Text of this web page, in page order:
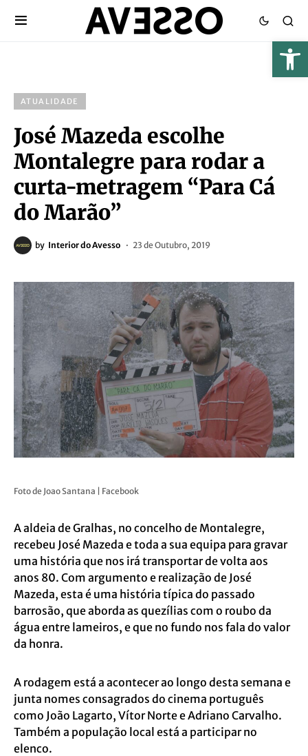
ATUALIDADE
José Mazeda escolhe
Montalegre para rodar a
curta-metragem “Para Cá
do Marão”
by Interior do Avesso 23 de Outubro, 2019
Foto de Joao Santana | Facebook
A aldeia de Gralhas, no concelho de Montalegre,
recebeu José Mazeda e toda a sua equipa para gravar
uma história que nos irá transportar de volta aos
anos 80. Com argumento e realização de José
Mazeda, esta é uma história típica do passado
barrosão, que aborda as quezílias com o roubo da
água entre lameiros, e que no fundo nos fala do valor
da honra.
A rodagem está a acontecer ao longo desta semana e
junta nomes consagrados do cinema português
como João Lagarto, Vítor Norte e Adriano Carvalho.
Também a população local está a participar no
elenco.